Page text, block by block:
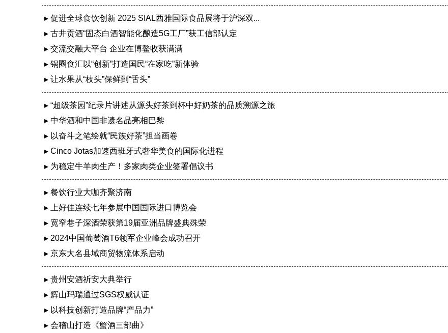
▸ 促进全球食饮创新 2025 SIAL西雅国际食品展将于沪深双...
▸ 古井贡酒“固态白酒智能化酿造5G工厂”获工信部认定
▸ 交流交融大平台 企业在博鳌收获满满
▸ 锅圈食汇以“创新”打造国民“在家吃”新体验
▸ 让水果从“枝头”保鲜到“舌头”
▸ “超级茶园”纪录片讲述从源头好茶到杯中好奶茶的品质溯源之旅
▸ 中华酒和中国非遗名品亮相巴黎
▸ 以奋斗之笔绘就“民族好茶”担当画卷
▸ Cinco Jotas加速西班牙式奢华美食的国际化进程
▸ 为稳定牛羊肉生产！多家肉类企业签署倡议书
▸ 餐饮行业大咖齐聚济南
▸ 上好佳连续七年参展中国国际进口博览会
▸ 宽窄巷子深酒荣获第19届亚洲品牌盛典殊荣
▸ 2024中国葡萄酒T6领军企业峰会成功召开
▸ 京东大名县域商贸物流体系启动
▸ 贵州安酒祈安大典举行
▸ 辉山玛瑞通过SGS权威认证
▸ 以科技创新打造品牌“产品力”
▸ 会稽山打造《蟹酒三部曲》